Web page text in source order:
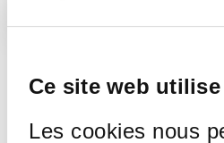
Ce site web
Les cookies nous